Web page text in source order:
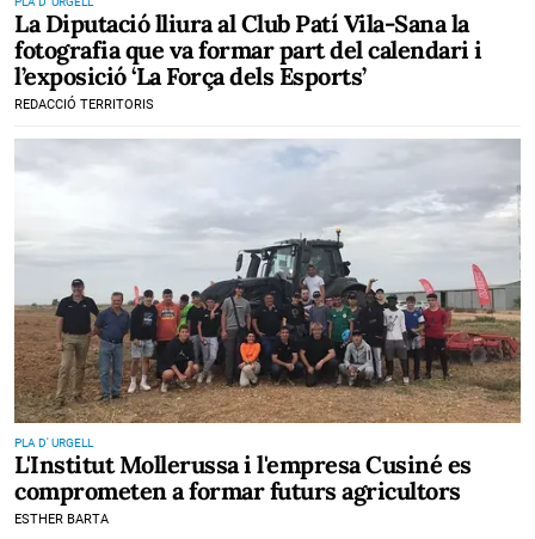
La Diputació lliura al Club Patí Vila-Sana la
fotografia que va formar part del calendari i
l’exposició ‘La Força dels Esports’
REDACCIÓ TERRITORIS
PLA D' URGELL
L'Institut Mollerussa i l'empresa Cusiné es
comprometen a formar futurs agricultors
ESTHER BARTA